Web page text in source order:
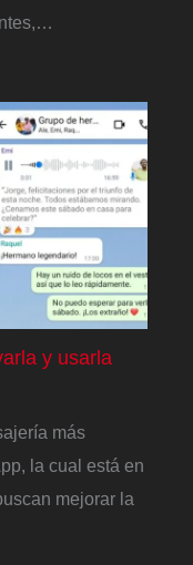
y usarla
más
la cual está en
mejorar la